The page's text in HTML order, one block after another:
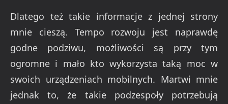
Dlatego też takie informacje z jednej strony
mnie cieszą. Tempo rozwoju jest naprawdę
godne podziwu, możliwości są przy tym
ogromne i mało kto wykorzysta taką moc w
swoich urządzeniach mobilnych. Martwi mnie
jednak to, że takie podzespoły potrzebują